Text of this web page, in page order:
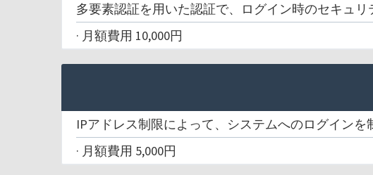
多要素認証を用いた認証で、ログイン時のセキュ
· 月額費用 10,000円
IPアドレス制限によって、システムへのログイン
· 月額費用 5,000円